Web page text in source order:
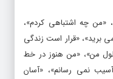
«من چه اشتباهی کردم»،
برید»، «قرار است زندگی
من»، «من هنوز در خط
نمی رسانم»، «آسان